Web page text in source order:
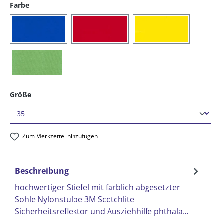
Farbeauswählen
Größeauswählen
Zum Merkzettel hinzufügen
Beschreibung
hochwertiger Stiefel mit farblich abgesetzter
Sohle Nylonstulpe 3M Scotchlite
Sicherheitsreflektor und Ausziehhilfe phthala…